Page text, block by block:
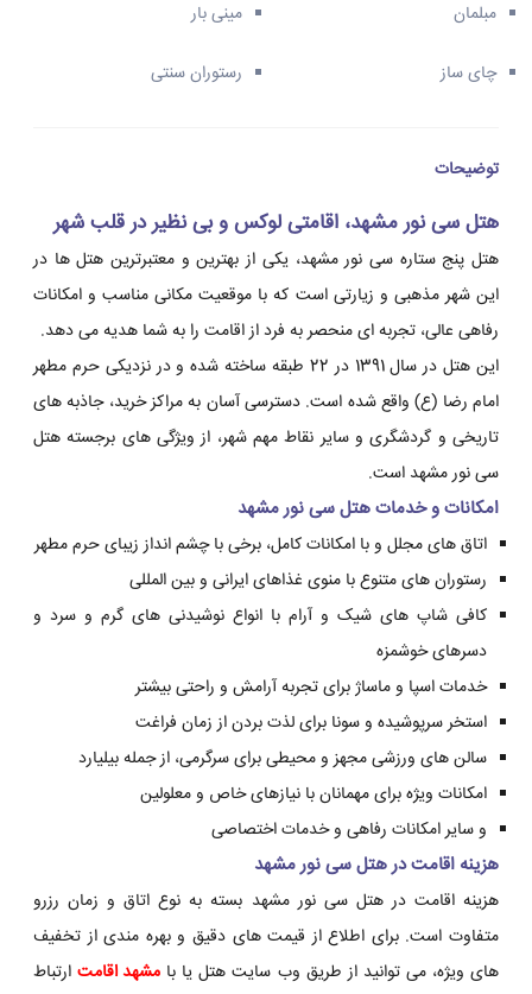
مبلمان مینی بار
چای ساز رستوران سنتی
توضیحات
هتل سی نور مشهد، اقامتی لوکس و بی نظیر در قلب شهر
هتل پنج ستاره سی نور مشهد، یکی از بهترین و معتبرترین هتل ها در
این شهر مذهبی و زیارتی است که با موقعیت مکانی مناسب و امکانات
رفاهی عالی، تجربه ای منحصر به فرد از اقامت را به شما هدیه می دهد.
این هتل در سال 1391 در 22 طبقه ساخته شده و در نزدیکی حرم مطهر
امام رضا (ع) واقع شده است. دسترسی آسان به مراکز خرید، جاذبه های
تاریخی و گردشگری و سایر نقاط مهم شهر، از ویژگی های برجسته هتل
سی نور مشهد است.
امکانات و خدمات هتل سی نور مشهد
اتاق های مجلل و با امکانات کامل، برخی با چشم انداز زیبای حرم مطهر
رستوران های متنوع با منوی غذاهای ایرانی و بین المللی
کافی شاپ های شیک و آرام با انواع نوشیدنی های گرم و سرد و
دسرهای خوشمزه
خدمات اسپا و ماساژ برای تجربه آرامش و راحتی بیشتر
استخر سرپوشیده و سونا برای لذت بردن از زمان فراغت
سالن های ورزشی مجهز و محیطی برای سرگرمی، از جمله بیلیارد
امکانات ویژه برای مهمانان با نیازهای خاص و معلولین
و سایر امکانات رفاهی و خدمات اختصاصی
هزینه اقامت در هتل سی نور مشهد
هزینه اقامت در هتل سی نور مشهد بسته به نوع اتاق و زمان رزرو
متفاوت است. برای اطلاع از قیمت های دقیق و بهره مندی از تخفیف
های ویژه، می توانید از طریق وب سایت هتل یا با مشهد اقامتارتباط